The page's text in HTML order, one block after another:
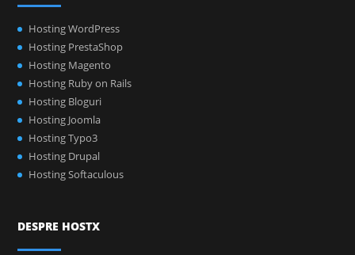
Hosting WordPress
Hosting PrestaShop
Hosting Magento
Hosting Ruby on Rails
Hosting Bloguri
Hosting Joomla
Hosting Typo3
Hosting Drupal
Hosting Softaculous
DESPRE HOSTX